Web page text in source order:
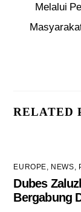
Melalui
RELATED
EUROPE, NEWS,
Dubes
Bergabung